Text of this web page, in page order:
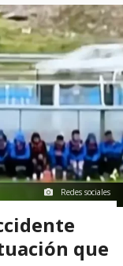
Redes sociales
que